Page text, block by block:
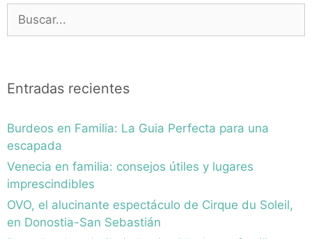
Entradas recientes
Burdeos en Familia: La Guia Perfecta para una
escapada
Venecia en familia: consejos útiles y lugares
imprescindibles
OVO, el alucinante espectáculo de Cirque du Soleil,
en Donostia-San Sebastián